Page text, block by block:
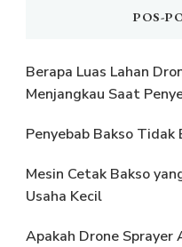
POS-
Berapa Luas Lahan
Menjangkau Saat
Penyebab Bakso
Mesin Cetak Bakso
Usaha Kecil
Apakah Drone Sprayer